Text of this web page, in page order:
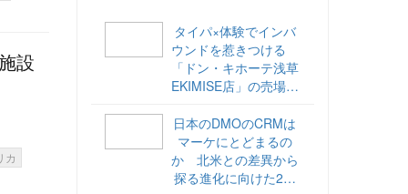
設
カ
タイパ×体験でインバ
ウンドを惹きつける
「ドン・キホーテ浅草
EKIMISE店」の売場づ
日本のDMOのCRMは
マーケにとどまるの
か 北米との差異から
探る進化に向けた2ス